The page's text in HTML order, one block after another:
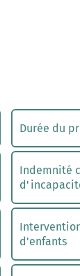
Durée du
Indemnité
d'enfants